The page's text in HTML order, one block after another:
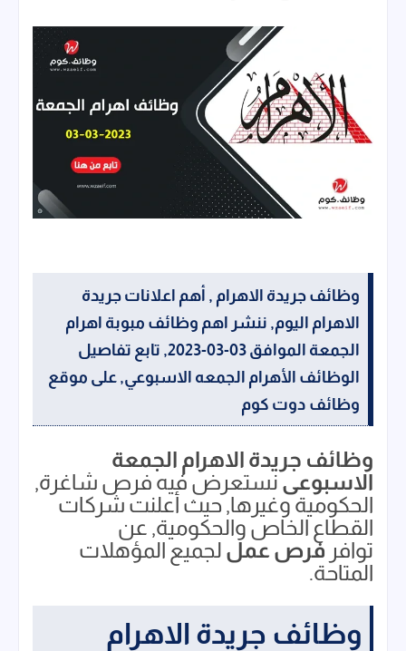
وظائف جريدة الاهرام , أهم اعلانات جريدة
الاهرام اليوم, ننشر اهم وظائف مبوبة اهرام
الجمعة الموافق 03-03-2023, تابع تفاصيل
الوظائف الأهرام الجمعه الاسبوعي, على موقع
وظائف دوت كوم
وظائف جريدة الاهرام الجمعة
الاسبوعى نستعرض فيه فرص شاغرة,
الحكومية وغيرها, حيث أعلنت شركات
القطاع الخاص والحكومية, عن
توافر فرص عمل لجميع المؤهلات
المتاحة.
وظائف جريدة الاهرام